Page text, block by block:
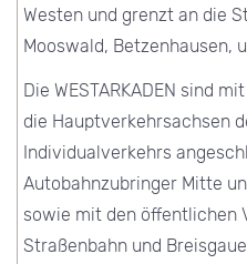
Westen und grenzt an die
Mooswald, Betzenhausen,
Die WESTARKADEN sind
die Hauptverkehrsachsen
Individualverkehrs
Autobahnzubringer Mitte
sowie mit den öffentlichen
Straßenbahn und